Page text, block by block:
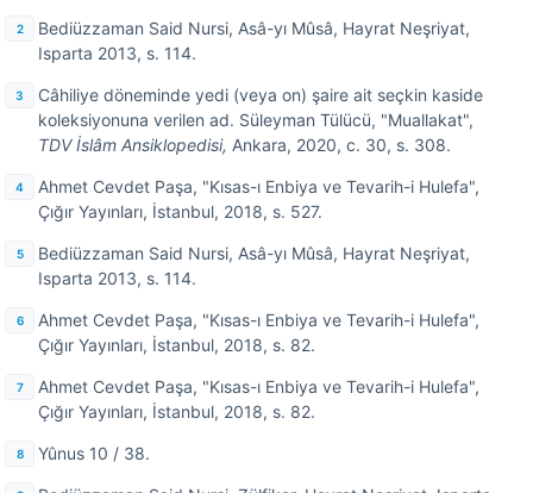
Bediüzzaman Said Nursi, Asâ-yı Mûsâ, Hayrat Neşriyat,
Isparta 2013, s. 114.
Câhiliye döneminde yedi (veya on) şaire ait seçkin kaside
koleksiyonuna verilen ad. Süleyman Tülücü, "Muallakat",
TDV İslâm Ansiklopedisi, Ankara, 2020, c. 30, s. 308.
Ahmet Cevdet Paşa, "Kısas-ı Enbiya ve Tevarih-i Hulefa",
Çığır Yayınları, İstanbul, 2018, s. 527.
Bediüzzaman Said Nursi, Asâ-yı Mûsâ, Hayrat Neşriyat,
Isparta 2013, s. 114.
Ahmet Cevdet Paşa, "Kısas-ı Enbiya ve Tevarih-i Hulefa",
Çığır Yayınları, İstanbul, 2018, s. 82.
Ahmet Cevdet Paşa, "Kısas-ı Enbiya ve Tevarih-i Hulefa",
Çığır Yayınları, İstanbul, 2018, s. 82.
Yûnus 10 / 38.